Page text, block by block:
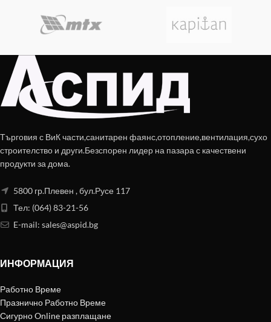
Търговия с ВиК части,санитарен фаянс,отопление,вентилация,сухо
строителство и други.Безспорен лидер на пазара с качествени
продукти за дома.
5800 гр.Плевен , бул.Русе 117
Тел: (064) 83-21-56
E-mail: sales@aspid.bg
ИНФОРМАЦИЯ
Работно Време
Празнично Работно Време
Сигурно Online разплащане